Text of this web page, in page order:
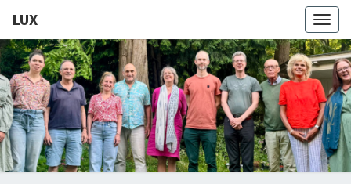
LUX
LUX
Kamerkoor
Onder
Leiding
Van
Angeliki
Ploka